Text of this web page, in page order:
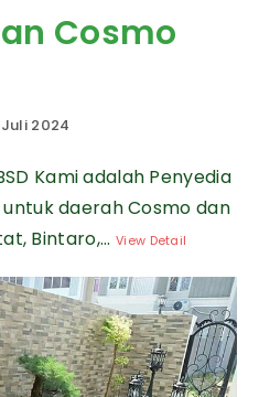
Cosmo
2024
Kami adalah Penyedia
daerah Cosmo dan
Bintaro,... View Detail